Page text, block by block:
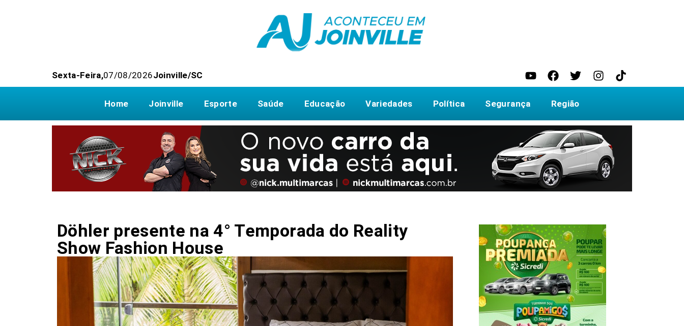
Sexta-Feira,07/08/2026Joinville/SC
Home Joinville Esporte Saúde Educação Variedades Política Segurança Região
Döhler presente na 4° Temporada do Reality
Show Fashion House